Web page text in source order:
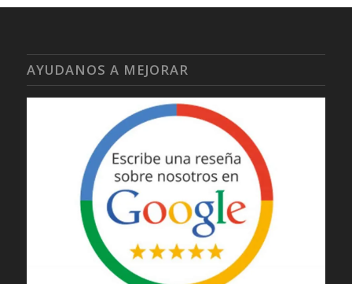
AYUDANOS A MEJORAR